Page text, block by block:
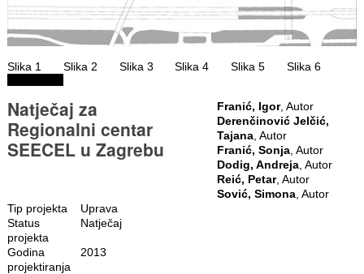
Slika 1 Slika 2 Slika 3 Slika 4 Slika 5 Slika 6
Natječaj za
Regionalni centar
SEECEL u Zagrebu
Franić, Igor, Autor
Derenčinović Jelčić,
Tajana , Autor
Franić, Sonja , Autor
Dodig, Andreja , Autor
Reić, Petar, Autor
Sović, Simona , Autor
Tip projekta
Uprava
Status
projekta
Natječaj
Godina
projektiranja
2013